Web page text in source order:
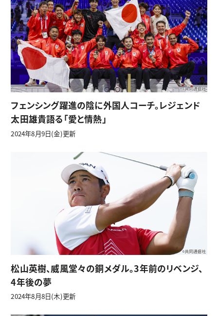
フェンシング躍進の陰に外国人コーチ。レジェンド
太田雄貴語る「愛と情熱」
2024年8月9日(金)更新
松山英樹、威風堂々の銅メダル。3年前のリベンジ、
4年後の夢
2024年8月8日(木)更新